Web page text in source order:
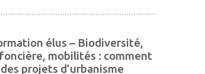
élus – Biodiversité,
mobilités : comment
projets d’urbanisme